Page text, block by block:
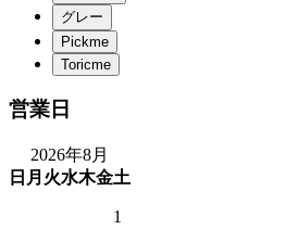
営業日
2026年8月
日 月 火水木金土
1